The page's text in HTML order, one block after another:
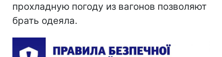
прохладную погоду из вагонов позволяют
брать одеяла.